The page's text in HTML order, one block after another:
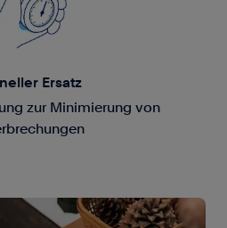
Ersatz
zur Minimierung von